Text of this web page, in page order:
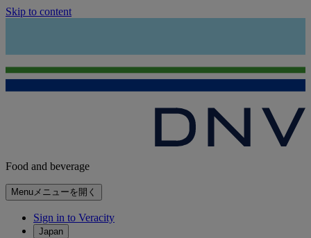
Skip to content
Food and beverage
Menuメニューを開く
Sign in to Veracity
Japan